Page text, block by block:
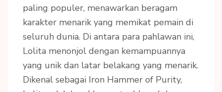
paling populer, menawarkan beragam
karakter menarik yang memikat pemain di
seluruh dunia. Di antara para pahlawan ini,
Lolita menonjol dengan kemampuannya
yang unik dan latar belakang yang menarik.
Dikenal sebagai Iron Hammer of Purity,